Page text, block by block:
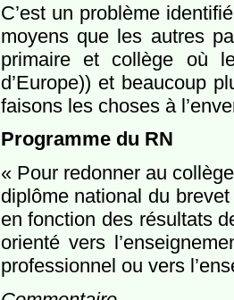
C’est un problème
moyens que les autres
primaire et collège où
d’Europe)) et beaucoup
faisons les choses à
Programme du RN
« Pour redonner au
diplôme national du
en fonction des résultats
orienté vers
professionnel ou vers